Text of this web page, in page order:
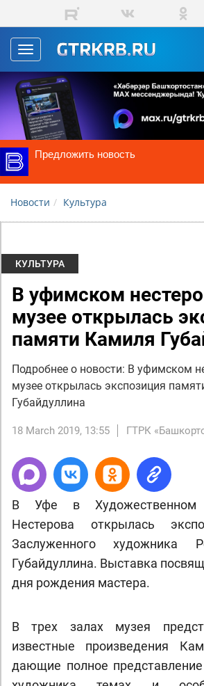
Skip to main content
Toggle
navigation
Предложить новость
Новости Культура
КУЛЬТУРА
В уфимском
музее открылась
памяти Камиля
Подробнее о новости: В уфимском
музее открылась экспозиция
Губайдуллина
18 March 2019, 13:55 ГТРК
В Уфе в Художественном
Нестерова открылась
Заслуженного художника
Губайдуллина. Выставка
дня рождения мастера.
В трех залах музея
известные произведения
дающие полное